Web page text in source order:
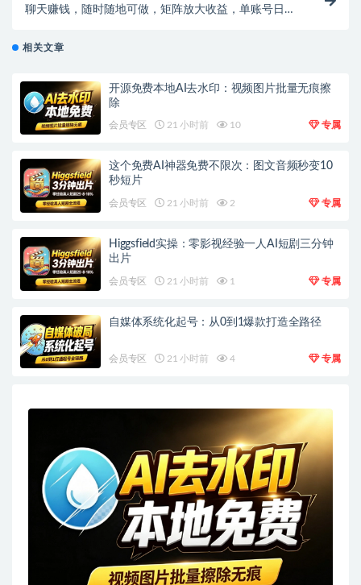
聊天赚钱，随时随地可做，矩阵放大收益，单账号日入
相关文章
开源免费本地AI去水印：视频图片批量无痕擦
除
会员专区 21 小时前 10 专属
这个免费AI神器免费不限次：图文音频秒变10
秒短片
会员专区 21 小时前 2 专属
Higgsfield实操：零影视经验一人AI短剧三分钟
出片
会员专区 21 小时前 1 专属
自媒体系统化起号：从0到1爆款打造全路径
会员专区 21 小时前 4 专属